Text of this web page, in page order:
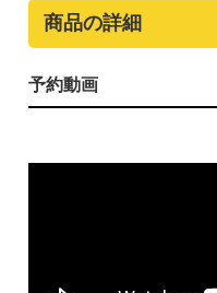
商品の詳細
予約動画